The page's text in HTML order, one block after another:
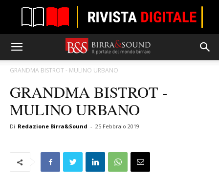
GRANDMA BISTROT - MULINO URBANO
GRANDMA BISTROT -
MULINO URBANO
Di Redazione Birra&Sound - 25 Febbraio 2019